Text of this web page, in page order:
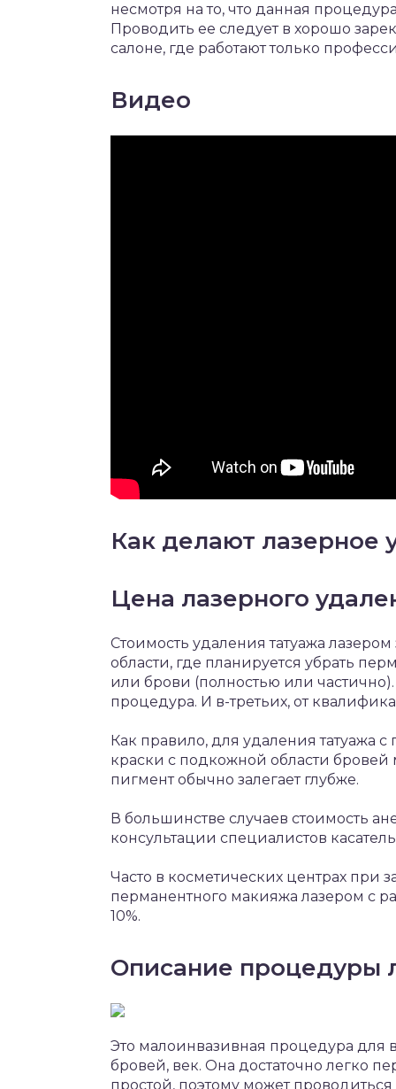
несмотря на то, что данная
Проводить ее следует в хорошо
салоне, где работают только
Видео
Как делают лазерное
Цена лазерного
Стоимость удаления татуажа
области, где планируется убрать
или брови (полностью или
процедура. И в-третьих, от
Как правило, для удаления татуажа
краски с подкожной области бровей
пигмент обычно залегает глубже.
В большинстве случаев стоимость
консультации специалистов
Часто в косметических центрах при
перманентного макияжа лазером с
10%.
Описание процедуры
Это малоинвазивная процедура для
бровей, век. Она достаточно легко
простой, поэтому может